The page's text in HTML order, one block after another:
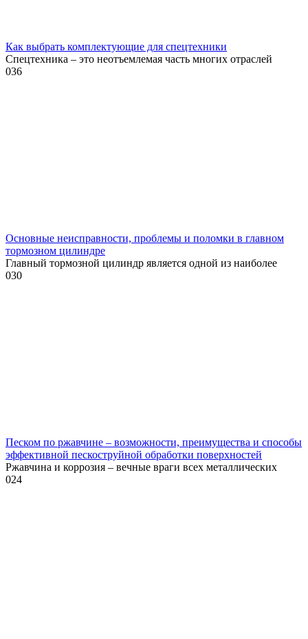
Как выбрать комплектующие для спецтехники
Спецтехника – это неотъемлемая часть многих отраслей
036
Основные неисправности, проблемы и поломки в главном
тормозном цилиндре
Главный тормозной цилиндр является одной из наиболее
030
Песком по ржавчине – возможности, преимущества и способы
эффективной пескоструйной обработки поверхностей
Ржавчина и коррозия – вечные враги всех металлических
024